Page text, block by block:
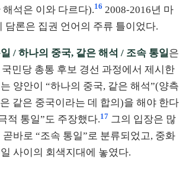
석은 이와 다르다).16 2008-2016년 마
담론은 집권 언어의 주류 틀이었다.
/ 하나의 중국, 같은 해석 / 조속 통일은
민당 총통 후보 경선 과정에서 제시한
양안이 “하나의 중국, 같은 해석”(양측
같은 중국이라는 데 합의)을 해야 한다
적 통일”도 주장했다.17 그의 입장은 많
바로 “조속 통일”로 분류되었고, 중화
사이의 회색지대에 놓였다.